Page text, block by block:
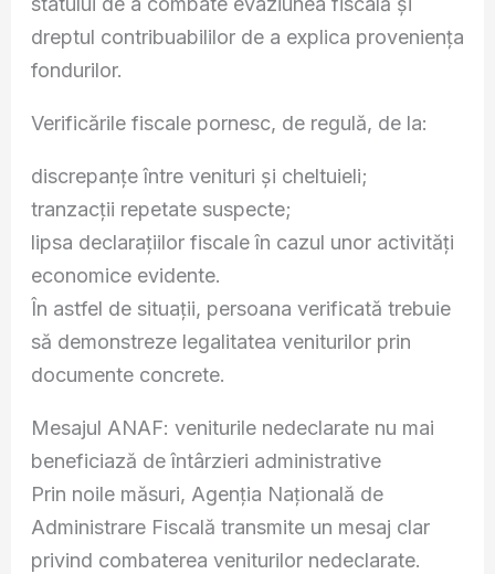
dreptul contribuabililor de a explica proveniența
fondurilor.
Verificările fiscale pornesc, de regulă, de la:
discrepanțe între venituri și cheltuieli;
tranzacții repetate suspecte;
lipsa declarațiilor fiscale în cazul unor activități
economice evidente.
În astfel de situații, persoana verificată trebuie
să demonstreze legalitatea veniturilor prin
documente concrete.
Mesajul ANAF: veniturile nedeclarate nu mai
beneficiază de întârzieri administrative
Prin noile măsuri, Agenția Națională de
Administrare Fiscală transmite un mesaj clar
privind combaterea veniturilor nedeclarate.